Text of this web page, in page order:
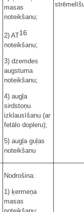
masas
noteikšanu;
2) AT16
noteikšanu;
3) dzemdes
augstuma
noteikšanu;
4) augļa
sirdstoņu
izklausīšanu (ar
fetālo dopleru);
5) augļa guļas
noteikšanu
Nodrošina:
1) ķermeņa
masas